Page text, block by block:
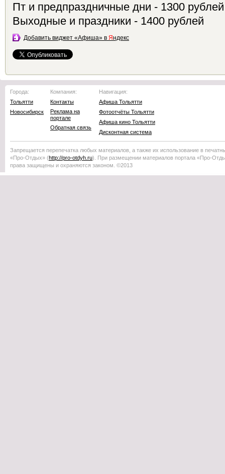
Пт и предпраздничные дни - 1300 рублей
Выходные и праздники - 1400 рублей
Добавить виджет «Афиша» в Яндекс
Города:
Тольятти
Новосибирск
Компания:
Контакты
Реклама на
портале
Обратная связь
Навигация:
Афиша Тольятти
Фотоотчёты Тольятти
Афиша кино Тольятти
Дисконтная система
Запрещается перепечатка любых материалов, а также их использование в
«Про-Отдых» (http://pro-otdyh .ru). При размещении материалов портала «Про-
права защищены и охраняются законом. ©2013